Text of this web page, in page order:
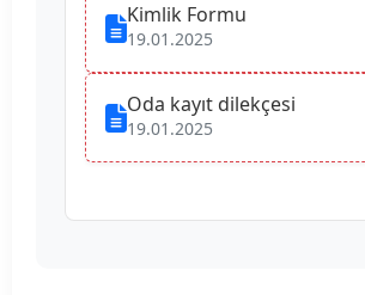
Kimlik Formu
19.01.2025
Oda kayıt dilekçesi
19.01.2025